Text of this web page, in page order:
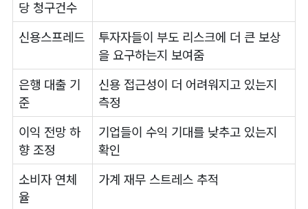
당 청구건수
신용스프레드
투자자들이 부도 리스크에 더 큰 보상
을 요구하는지 보여줌
은행 대출 기
준
신용 접근성이 더 어려워지고 있는지
측정
이익 전망 하
향 조정
기업들이 수익 기대를 낮추고 있는지
확인
소비자 연체
율
가계 재무 스트레스 추적